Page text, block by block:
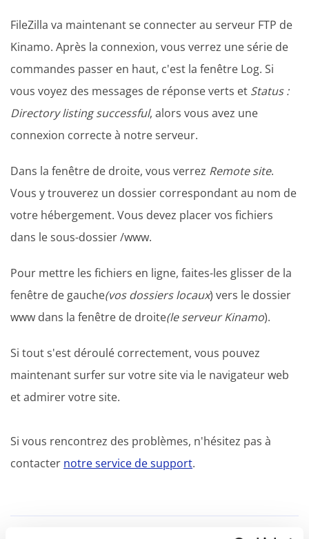
FileZilla va maintenant se connecter au serveur FTP de
Kinamo. Après la connexion, vous verrez une série de
commandes passer en haut, c'est la fenêtre Log. Si
vous voyez des messages de réponse verts et Status :
Directory listing successful, alors vous avez une
connexion correcte à notre serveur.
Dans la fenêtre de droite, vous verrez Remote site.
Vous y trouverez un dossier correspondant au nom de
votre hébergement. Vous devez placer vos fichiers
dans le sous-dossier /www.
Pour mettre les fichiers en ligne, faites-les glisser de la
fenêtre de gauche(vos dossiers locaux) vers le dossier
www dans la fenêtre de droite(le serveur Kinamo).
Si tout s'est déroulé correctement, vous pouvez
maintenant surfer sur votre site via le navigateur web
et admirer votre site.
Si vous rencontrez des problèmes, n'hésitez pas à
contacter notre service de support.